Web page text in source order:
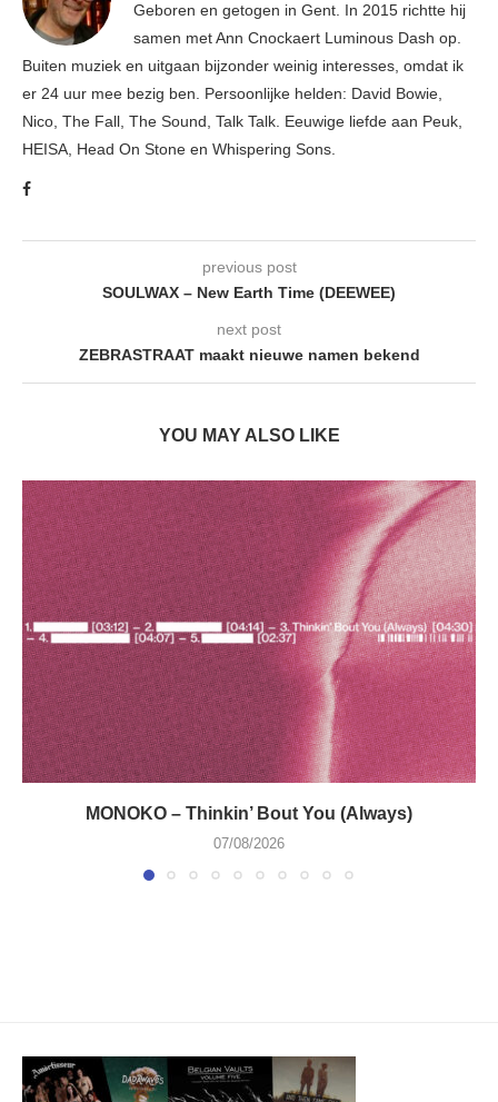
Geboren en getogen in Gent. In 2015 richtte hij
samen met Ann Cnockaert Luminous Dash op.
Buiten muziek en uitgaan bijzonder weinig interesses, omdat ik
er 24 uur mee bezig ben. Persoonlijke helden: David Bowie,
Nico, The Fall, The Sound, Talk Talk. Eeuwige liefde aan Peuk,
HEISA, Head On Stone en Whispering Sons.
previous post
SOULWAX – New Earth Time (DEEWEE)
next post
ZEBRASTRAAT maakt nieuwe namen bekend
YOU MAY ALSO LIKE
MONOKO – Thinkin’ Bout You (Always)
07/08/2026